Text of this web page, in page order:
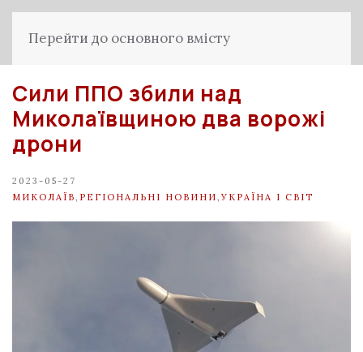
Перейти до основного вмісту
Сили ППО збили над
Миколаївщиною два ворожі
дрони
2023-05-27
МИКОЛАЇВ РЕГІОНАЛЬНІ НОВИНИ УКРАЇНА І СВІТ